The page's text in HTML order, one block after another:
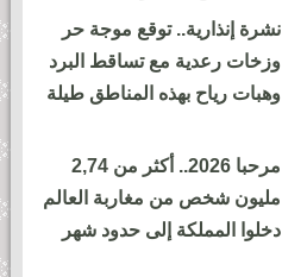
نشرة إنذارية.. توقع موجة حر
وزخات رعدية مع تساقط البرد
وهبات رياح بهذه المناطق طيلة
مرحبا 2026.. أكثر من 2,74
مليون شخص من مغاربة العالم
دخلوا المملكة إلى حدود شهر